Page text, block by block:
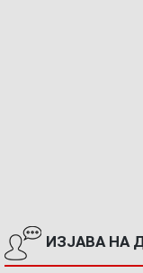
ИЗЈАВА НА